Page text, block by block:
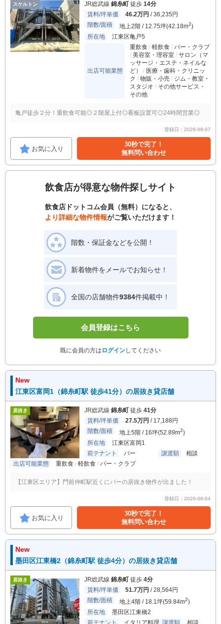
スケルトン JR総武線 錦糸町 徒歩 14分
賃料/坪単価
46.2万円 / 36,235円
階数/面積
地上2階 / 12.75坪(42.18m2)
所在地
江東区亀戸5
出店可能業態
重飲食 軽飲食
バー・クラブ
美容室・理容室
サロン（マ
ッサージ・エステ・ネイルな
ど）
医療・歯科・クリニッ
ク
物販・小売
ジム・教室・
スタジオ
その他サービス・
その他
亀戸徒歩２分！重飲食可能◎２階屋上付◎看板設置可◎24時間営業◎
登録日：2026-08-07
お気に入り
30秒で完了！
無料問い合わせ
飲食店が得意な物件探しサイト
飲食店ドットコム会員（無料）になると、
より詳細な物件情報がご覧いただけます！
階数・保証金などを公開！
新着物件をメールでお知らせ！
全国の店舗物件9384件掲載中！
会員登録はこちら
既に会員の方は ログインしてください
New
江東区富岡1（錦糸町駅 徒歩41分）の居抜き貸店舗
居抜き JR総武線 錦糸町 徒歩 41分
賃料/坪単価
27.5万円 / 17,188円
階数/面積
地上5階 / 16坪(52.89m2)
所在地
江東区富岡1
前テナント
バー 譲渡額
相談
出店可能業態
重飲食 軽飲食 バー・クラブ
【江東区エリア】門前仲町駅近くにバーの居抜き物件が出ました！
登録日：2026-08-04
お気に入り
30秒で完了！
無料問い合わせ
New
墨田区江東橋2（錦糸町駅 徒歩4分）の居抜き貸店舗
居抜き JR総武線 錦糸町 徒歩 4分
賃料/坪単価
51.7万円 / 28,564円
階数/面積
地上4階 / 18.1坪(59.84m2)
所在地
墨田区江東橋2
前テナント
イタリア料理 譲渡額 相談